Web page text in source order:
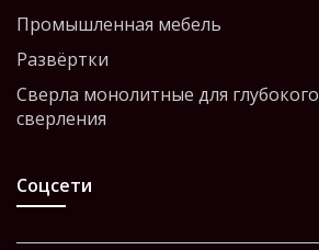
Промышленная мебель
Развёртки
Сверла монолитные для глубокого
сверления
Соцсети